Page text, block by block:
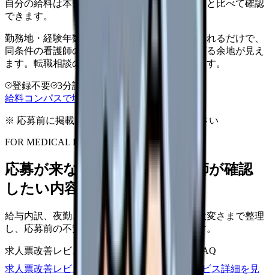
自分の給料は本当に上がる？同じ条件の看護師と比べて確認
できます。
勤務地・経験年数・施設タイプ・夜勤回数を入れるだけで、
同条件の看護師の中での現在地と、年収を上げる余地が見え
ます。転職相談の前に、まず数字で整理できます。
登録不要 3分診断
給料コンパスで増額余地を確認する
※ 応募前に掲載元の最新情報を確認してください
FOR MEDICAL PROVIDERS
応募が来ない求人票を、看護師が確認
したい内容に直せます
給与内訳、夜勤、休日、教育、職場の正直な大変さまで整理
し、応募前の不安を減らす求人票へ改善します。
求人票改善レビュー 15万円〜
応募前FAQ
求人票改善レビューの見積もりを依頼
サービス詳細を見